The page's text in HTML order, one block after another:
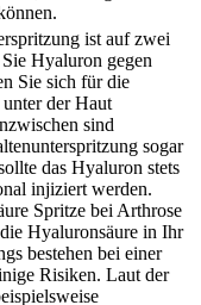
ist auf zwei
Hyaluron gegen
Sie sich für die
der Haut
sind
sogar
das Hyaluron stets
injiziert werden.
Spritze bei Arthrose
Hyaluronsäure in Ihr
bestehen bei einer
Risiken. Laut der